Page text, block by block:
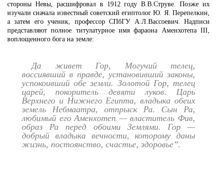
стороны Невы, расшифровал в 1912 году В.В.Струве. Позже их
изучали сначала известный советский египтолог Ю. Я. Перепелкин,
а затем его ученик, профессор СПбГУ А.Л.Вассоевич. Надписи
представляют полное титулатурное имя фараона Аменхотепа III,
воплощенного бога на земле:
Да живет Гор, Могучий телец,
воссиявший в правде, установивший законы,
успокоивший обе земли. Золотой Гор, телец
царей, покоритель девяти луков. Царь
Верхнего и Нижнего Египта, владыка обеих
земель Небмаатра, отпрыск Ра. Сын Ра,
любимый его Аменхотеп — властитель Фив,
образ Ра перед обоими Землями. Гор —
добрый владыка вечности, которому даны
жизнь, постоянство, счастье, здоровье”.